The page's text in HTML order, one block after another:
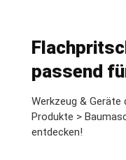
passend
Werkzeug &
Produkte >
entdecken!